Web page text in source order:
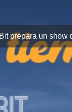
prepara un show